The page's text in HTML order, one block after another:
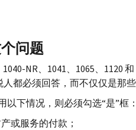
问题
NR、1041、1065、1120 和
都必须回答，而不仅仅是那
以下情况，则必须勾选“是”框：
或服务的付款；